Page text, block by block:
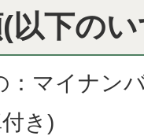
以下の
：マイナン
き)